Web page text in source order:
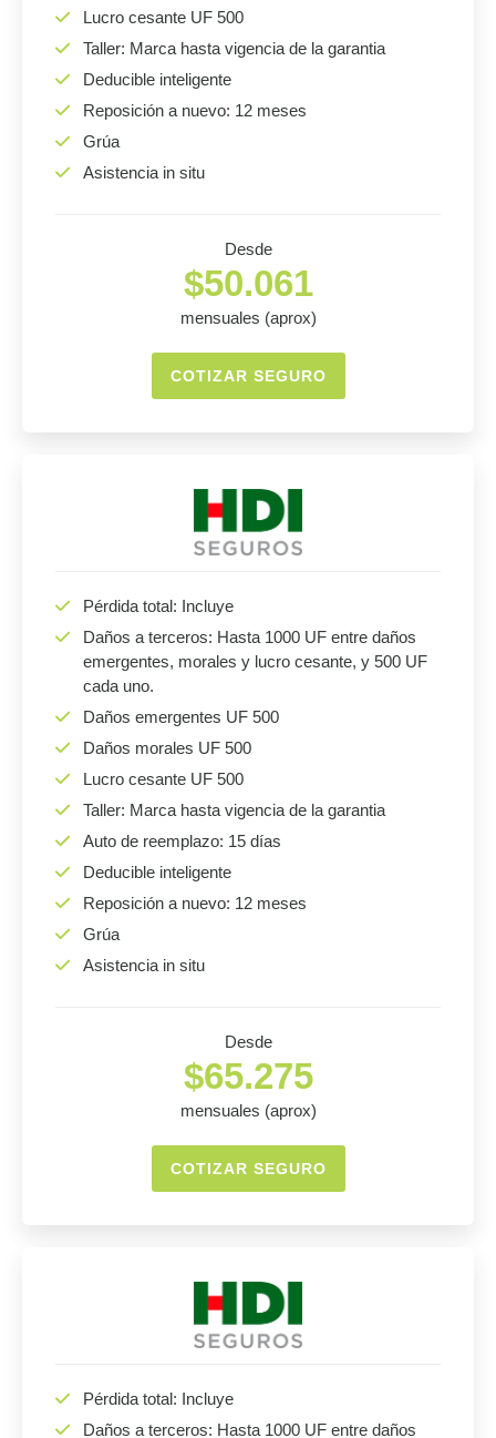
Lucro cesante UF 500
Taller: Marca hasta vigencia de la garantia
Deducible inteligente
Reposición a nuevo: 12 meses
Grúa
Asistencia in situ
Desde
$50.061
mensuales (aprox)
COTIZAR SEGURO
Pérdida total: Incluye
Daños a terceros: Hasta 1000 UF entre daños
emergentes, morales y lucro cesante, y 500 UF
cada uno.
Daños emergentes UF 500
Daños morales UF 500
Lucro cesante UF 500
Taller: Marca hasta vigencia de la garantia
Auto de reemplazo: 15 días
Deducible inteligente
Reposición a nuevo: 12 meses
Grúa
Asistencia in situ
Desde
$65.275
mensuales (aprox)
COTIZAR SEGURO
Pérdida total: Incluye
Daños a terceros: Hasta 1000 UF entre daños